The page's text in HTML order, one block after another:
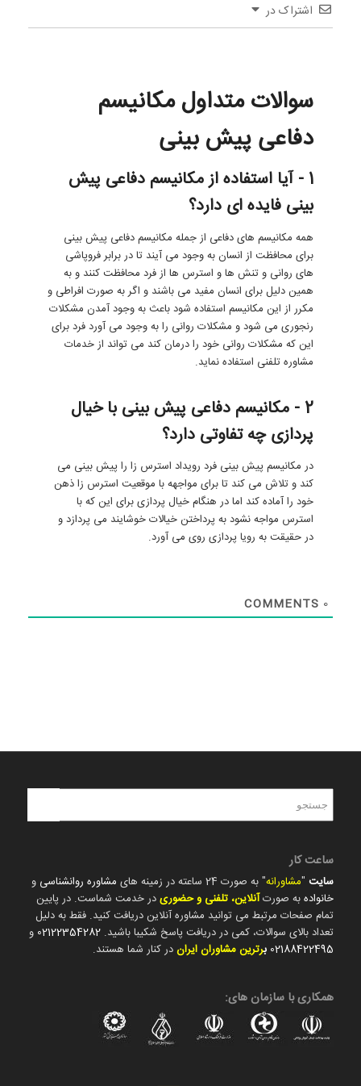
اشتراک در
سوالات متداول مکانیسم
دفاعی پیش بینی
1 - آیا استفاده از مکانیسم دفاعی پیش
بینی فایده ای دارد؟
همه مکانیسم های دفاعی از جمله مکانیسم دفاعی پیش بینی
برای محافظت از انسان به وجود می آیند تا در برابر فروپاشی
های روانی و تنش ها و استرس ها از فرد محافظت کنند و به
همین دلیل برای انسان مفید می باشند و اگر به صورت افراطی و
مکرر از این مکانیسم استفاده شود باعث به وجود آمدن مشکلات
رنجوری می شود و مشکلات روانی را به وجود می آورد فرد برای
این که مشکلات روانی خود را درمان کند می تواند از خدمات
مشاوره تلفنی استفاده نماید.
2 - مکانیسم دفاعی پیش بینی با خیال
پردازی چه تفاوتی دارد؟
در مکانیسم پیش بینی فرد رویداد استرس زا را پیش بینی می
کند و تلاش می کند تا برای مواجهه با موقعیت استرس زا ذهن
خود را آماده کند اما در هنگام خیال پردازی برای این که با
استرس مواجه نشود به پرداختن خیالات خوشایند می پردازد و
در حقیقت به رویا پردازی روی می آورد.
0
ساعت کار
سایت"مشاورانه" به صورت 24 ساعته در زمینه های مشاوره روانشناسی و
خانوادهبه صورتآنلاین، تلفنی و حضوریدر خدمت شماست. در پایین
تمام صفحات مرتبط می توانید مشاوره آنلاین دریافت کنید. فقط به دلیل
تعداد بالای سوالات، کمی در دریافت پاسخ شکیبا باشید. 02122354282 و
02188422495 برترین مشاوران ایراندر کنار شما هستند.
همکاری با سازمان های: